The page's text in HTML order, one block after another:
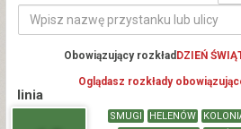
Obowiązujący rozkład DZIEŃ
Oglądasz rozkłady
linia
SMUGI HELENÓW